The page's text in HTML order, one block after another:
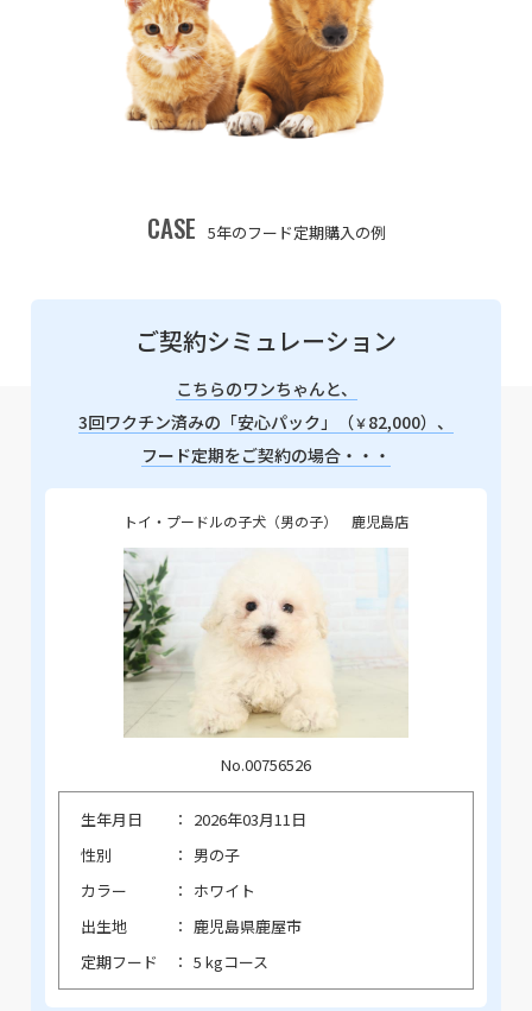
CASE 5年のフード定期購入の例
ご契約シミュレーション
こちらのワンちゃんと、
3回ワクチン済みの「安心パック」（￥82,000）、
フード定期をご契約の場合・・・
トイ・プードルの子犬（男の子） 鹿児島店
No.00756526
生年月日
2026年03月11日
性別
男の子
カラー
ホワイト
出生地
鹿児島県鹿屋市
定期フード
5 kgコース